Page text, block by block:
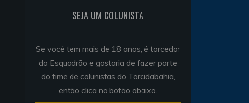
SEJA UM COLUNISTA
Se você tem mais de 18 anos, é torcedor
do Esquadrão e gostaria de fazer parte
do time de colunistas do Torcidabahia,
então clica no botão abaixo.